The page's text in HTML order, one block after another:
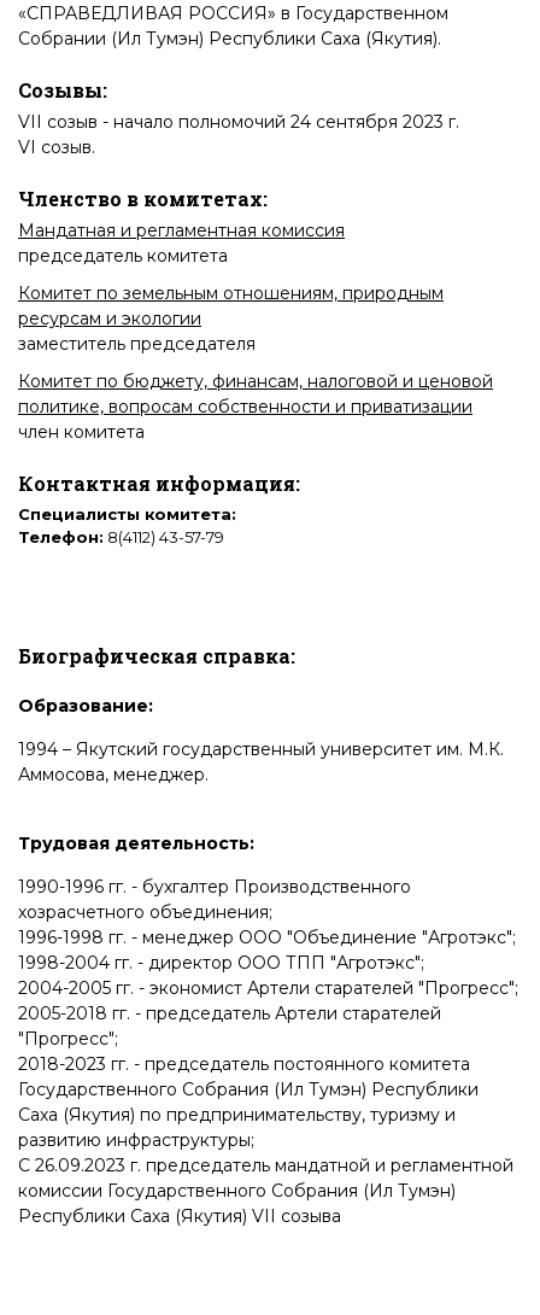
«СПРАВЕДЛИВАЯ РОССИЯ» в Государственном
Собрании (Ил Тумэн) Республики Саха (Якутия).
Созывы:
VII созыв - начало полномочий 24 сентября 2023 г.
VI созыв.
Членство в комитетах:
Мандатная и регламентная комиссия
председатель комитета
Комитет по земельным отношениям, природным
ресурсам и экологии
заместитель председателя
Комитет по бюджету, финансам, налоговой и ценовой
политике, вопросам собственности и приватизации
член комитета
Контактная информация:
Специалисты комитета:
Телефон: 8(4112) 43-57-79
Биографическая справка:
Образование:
1994 – Якутский государственный университет им. М.К.
Аммосова, менеджер.
Трудовая деятельность:
1990-1996 гг. - бухгалтер Производственного
хозрасчетного объединения;
1996-1998 гг. - менеджер ООО "Объединение "Агротэкс";
1998-2004 гг. - директор ООО ТПП "Агротэкс";
2004-2005 гг. - экономист Артели старателей "Прогресс";
2005-2018 гг. - председатель Артели старателей
"Прогресс";
2018-2023 гг. - председатель постоянного комитета
Государственного Собрания (Ил Тумэн) Республики
Саха (Якутия) по предпринимательству, туризму и
развитию инфраструктуры;
С 26.09.2023 г. председатель мандатной и регламентной
комиссии Государственного Собрания (Ил Тумэн)
Республики Саха (Якутия) VII созыва